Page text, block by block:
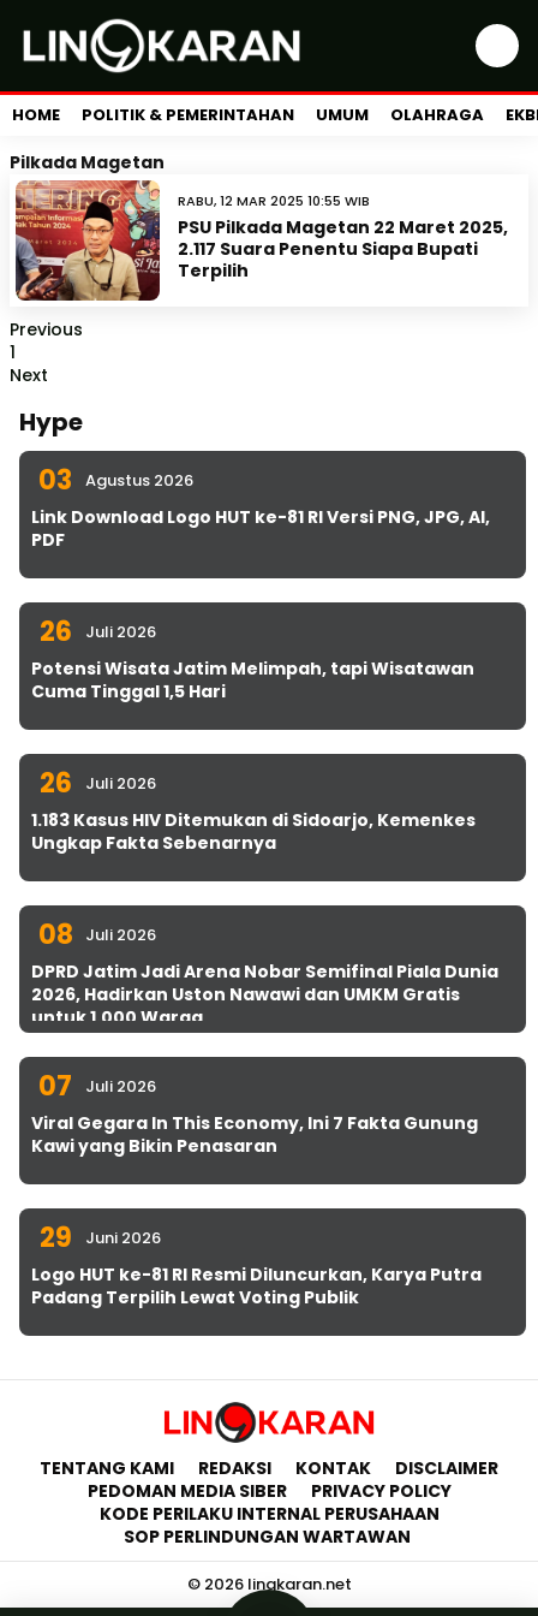
HOME POLITIK & PEMERINTAHAN UMUM OLAHRAGA
Pilkada Magetan
RABU, 12 MAR 2025 10:55 WIB
PSU Pilkada Magetan 22 Maret 2025,
2.117 Suara Penentu Siapa Bupati
Terpilih
Previous
1
Next
Hype
03 Agustus 2026
Link Download Logo HUT ke-81 RI Versi PNG, JPG, AI,
PDF
26 Juli 2026
Potensi Wisata Jatim Melimpah, tapi Wisatawan
Cuma Tinggal 1,5 Hari
26 Juli 2026
1.183 Kasus HIV Ditemukan di Sidoarjo, Kemenkes
Ungkap Fakta Sebenarnya
08 Juli 2026
DPRD Jatim Jadi Arena Nobar Semifinal Piala Dunia
2026, Hadirkan Uston Nawawi dan UMKM Gratis
untuk 1.000 Warga
07 Juli 2026
Viral Gegara In This Economy, Ini 7 Fakta Gunung
Kawi yang Bikin Penasaran
29 Juni 2026
Logo HUT ke-81 RI Resmi Diluncurkan, Karya Putra
Padang Terpilih Lewat Voting Publik
TENTANG KAMI REDAKSI KONTAK
DISCLAIMER
PEDOMAN MEDIA SIBER
PRIVACY POLICY
KODE PERILAKU INTERNAL PERUSAHAAN
SOP PERLINDUNGAN WARTAWAN
© 2026 lingkaran.net